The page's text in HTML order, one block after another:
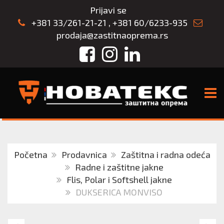
Prijavi se
+381 33/261-21-21 , +381 60/6233-935
prodaja@zastitnaoprema.rs
FacebookInstagram
LinkedIn
Početna Prodavnica
Zaštitna i radna odeća
Radne i zaštitne jakne
Flis, Polar i Softshell jakne
DUKSERICA MONVISO